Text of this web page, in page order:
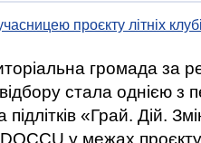
проєкту літніх
громада за
відбору стала однією
підлітків «Грай. Дій.
DOCCU у межах